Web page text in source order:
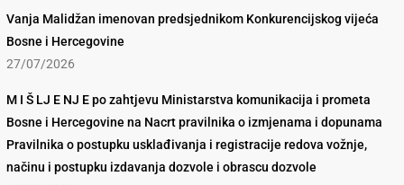
Vanja Malidžan imenovan predsjednikom Konkurencijskog vijeća
Bosne i Hercegovine
27/07/2026
M I Š LJ E NJ E po zahtjevu Ministarstva komunikacija i prometa
Bosne i Hercegovine na Nacrt pravilnika o izmjenama i dopunama
Pravilnika o postupku usklađivanja i registracije redova vožnje,
načinu i postupku izdavanja dozvole i obrascu dozvole